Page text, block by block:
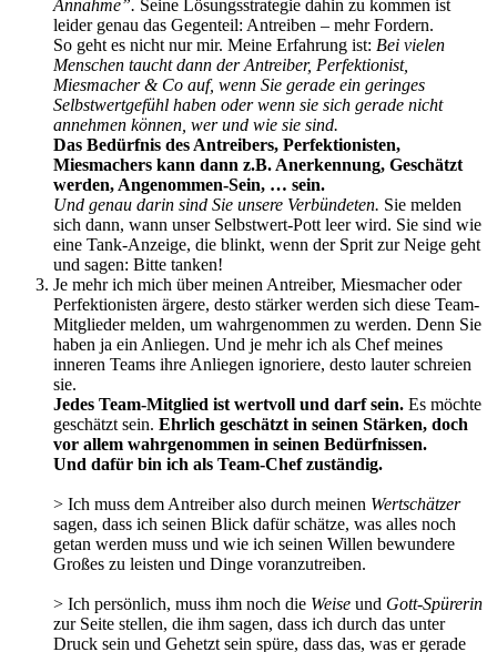
Annahme”. Seine Lösungsstrategie dahin zu kommen ist
leider genau das Gegenteil: Antreiben – mehr Fordern.
So geht es nicht nur mir. Meine Erfahrung ist: Bei vielen
Menschen taucht dann der Antreiber, Perfektionist,
Miesmacher & Co auf, wenn Sie gerade ein geringes
Selbstwertgefühl haben oder wenn sie sich gerade nicht
annehmen können, wer und wie sie sind.
Das Bedürfnis des Antreibers, Perfektionisten,
Miesmachers kann dann z.B. Anerkennung, Geschätzt
werden, Angenommen-Sein, … sein.
Und genau darin sind Sie unsere Verbündeten. Sie melden
sich dann, wann unser Selbstwert-Pott leer wird. Sie sind wie
eine Tank-Anzeige, die blinkt, wenn der Sprit zur Neige geht
und sagen: Bitte tanken!
Je mehr ich mich über meinen Antreiber, Miesmacher oder
Perfektionisten ärgere, desto stärker werden sich diese Team-
Mitglieder melden, um wahrgenommen zu werden. Denn Sie
haben ja ein Anliegen. Und je mehr ich als Chef meines
inneren Teams ihre Anliegen ignoriere, desto lauter schreien
sie.
Jedes Team-Mitglied ist wertvoll und darf sein. Es möchte
geschätzt sein. Ehrlich geschätzt in seinen Stärken, doch
vor allem wahrgenommen in seinen Bedürfnissen.
Und dafür bin ich als Team-Chef zuständig.
> Ich muss dem Antreiber also durch meinen Wertschätzer
sagen, dass ich seinen Blick dafür schätze, was alles noch
getan werden muss und wie ich seinen Willen bewundere
Großes zu leisten und Dinge voranzutreiben.
> Ich persönlich, muss ihm noch die Weise und Gott-Spürerin
zur Seite stellen, die ihm sagen, dass ich durch das unter
Druck sein und Gehetzt sein spüre, dass das, was er gerade